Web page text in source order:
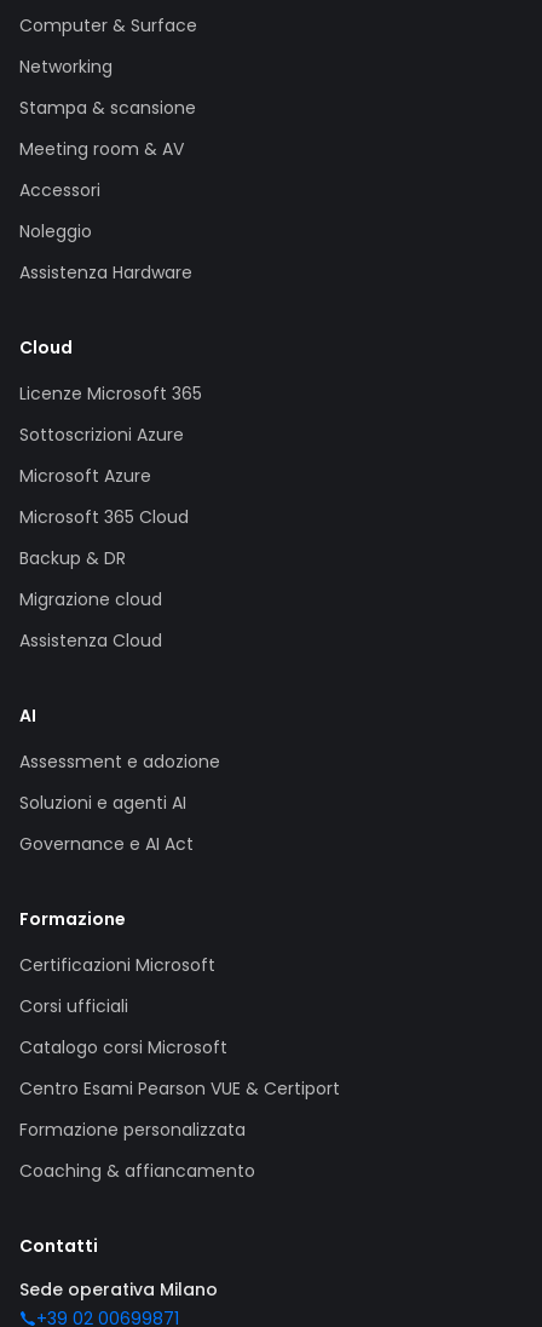
Computer & Surface
Networking
Stampa & scansione
Meeting room & AV
Accessori
Noleggio
Assistenza Hardware
Cloud
Licenze Microsoft 365
Sottoscrizioni Azure
Microsoft Azure
Microsoft 365 Cloud
Backup & DR
Migrazione cloud
Assistenza Cloud
AI
Assessment e adozione
Soluzioni e agenti AI
Governance e AI Act
Formazione
Certificazioni Microsoft
Corsi ufficiali
Catalogo corsi Microsoft
Centro Esami Pearson VUE & Certiport
Formazione personalizzata
Coaching & affiancamento
Contatti
Sede operativa Milano
+39 02 00699871